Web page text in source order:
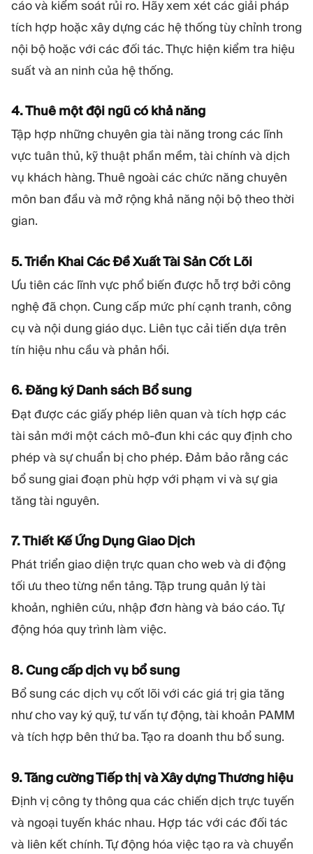
cáo và kiểm soát rủi ro. Hãy xem xét các giải pháp
tích hợp hoặc xây dựng các hệ thống tùy chỉnh trong
nội bộ hoặc với các đối tác. Thực hiện kiểm tra hiệu
suất và an ninh của hệ thống.
4. Thuê một đội ngũ có khả năng
Tập hợp những chuyên gia tài năng trong các lĩnh
vực tuân thủ, kỹ thuật phần mềm, tài chính và dịch
vụ khách hàng. Thuê ngoài các chức năng chuyên
môn ban đầu và mở rộng khả năng nội bộ theo thời
gian.
5. Triển Khai Các Đề Xuất Tài Sản Cốt Lõi
Ưu tiên các lĩnh vực phổ biến được hỗ trợ bởi công
nghệ đã chọn. Cung cấp mức phí cạnh tranh, công
cụ và nội dung giáo dục. Liên tục cải tiến dựa trên
tín hiệu nhu cầu và phản hồi.
6. Đăng ký Danh sách Bổ sung
Đạt được các giấy phép liên quan và tích hợp các
tài sản mới một cách mô-đun khi các quy định cho
phép và sự chuẩn bị cho phép. Đảm bảo rằng các
bổ sung giai đoạn phù hợp với phạm vi và sự gia
tăng tài nguyên.
7. Thiết Kế Ứng Dụng Giao Dịch
Phát triển giao diện trực quan cho web và di động
tối ưu theo từng nền tảng. Tập trung quản lý tài
khoản, nghiên cứu, nhập đơn hàng và báo cáo. Tự
động hóa quy trình làm việc.
8. Cung cấp dịch vụ bổ sung
Bổ sung các dịch vụ cốt lõi với các giá trị gia tăng
như cho vay ký quỹ, tư vấn tự động, tài khoản PAMM
và tích hợp bên thứ ba. Tạo ra doanh thu bổ sung.
9. Tăng cường Tiếp thị và Xây dựng Thương hiệu
Định vị công ty thông qua các chiến dịch trực tuyến
và ngoại tuyến khác nhau. Hợp tác với các đối tác
và liên kết chính. Tự động hóa việc tạo ra và chuyển